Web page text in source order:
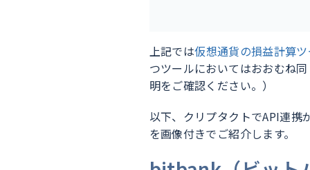
上記では仮想通貨の損益計算
つツールにおいてはおおむね
明をご確認ください。）
以下、クリプタクトでAPI連携
を画像付きでご紹介します。